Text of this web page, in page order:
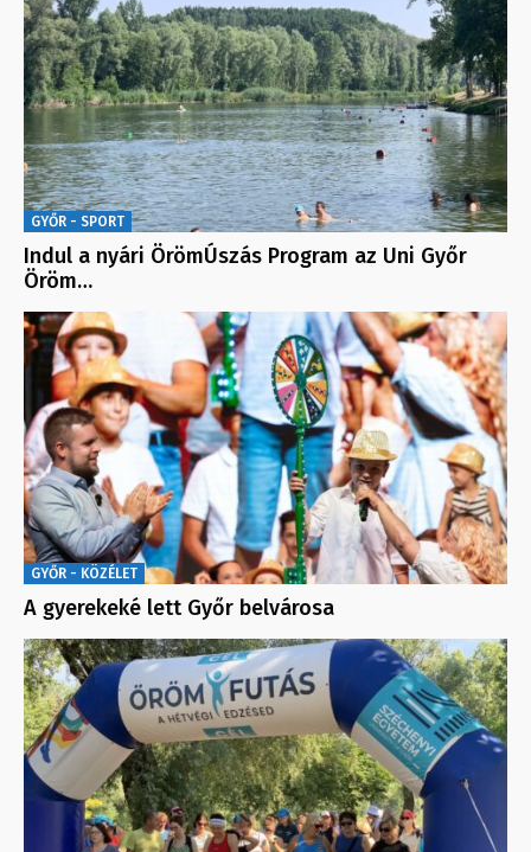
GYŐR - SPORT
Indul a nyári ÖrömÚszás Program az Uni Győr
Öröm…
GYŐR - KÖZÉLET
A gyerekeké lett Győr belvárosa